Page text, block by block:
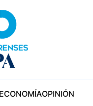
ECONOMÍAOPINIÓN